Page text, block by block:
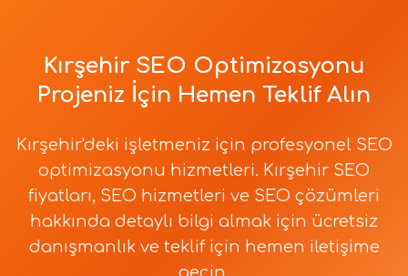
Kırşehir SEO Optimizasyonu
Projeniz İçin Hemen Teklif Alın
Kırşehir'deki işletmeniz için profesyonel SEO
optimizasyonu hizmetleri. Kırşehir SEO
fiyatları, SEO hizmetleri ve SEO çözümleri
hakkında detaylı bilgi almak için ücretsiz
danışmanlık ve teklif için hemen iletişime
geçin.